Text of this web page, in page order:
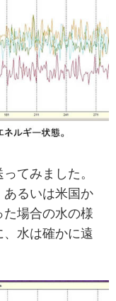
てみました。
あるいは米国か
場合の水の様
水は確かに遠